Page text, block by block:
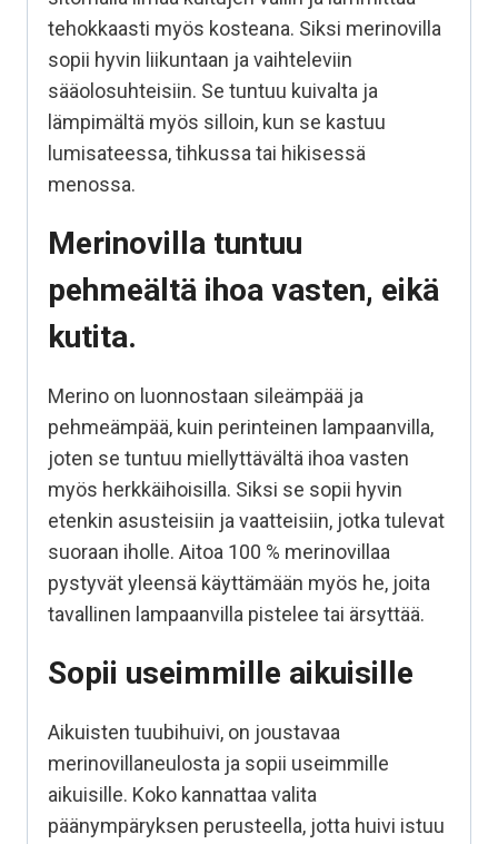
tehokkaasti myös kosteana. Siksi merinovilla
sopii hyvin liikuntaan ja vaihteleviin
sääolosuhteisiin. Se tuntuu kuivalta ja
lämpimältä myös silloin, kun se kastuu
lumisateessa, tihkussa tai hikisessä
menossa.
Merinovilla tuntuu
pehmeältä ihoa vasten, eikä
kutita.
Merino on luonnostaan sileämpää ja
pehmeämpää, kuin perinteinen lampaanvilla,
joten se tuntuu miellyttävältä ihoa vasten
myös herkkäihoisilla. Siksi se sopii hyvin
etenkin asusteisiin ja vaatteisiin, jotka tulevat
suoraan iholle. Aitoa 100 % merinovillaa
pystyvät yleensä käyttämään myös he, joita
tavallinen lampaanvilla pistelee tai ärsyttää.
Sopii useimmille aikuisille
Aikuisten tuubihuivi, on joustavaa
merinovillaneulosta ja sopii useimmille
aikuisille. Koko kannattaa valita
päänympäryksen perusteella, jotta huivi istuu